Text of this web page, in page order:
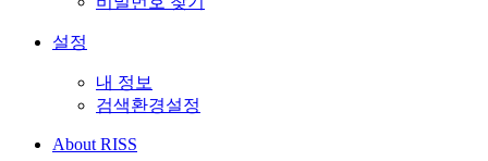
설정
내 정보
검색환경설정
About RISS